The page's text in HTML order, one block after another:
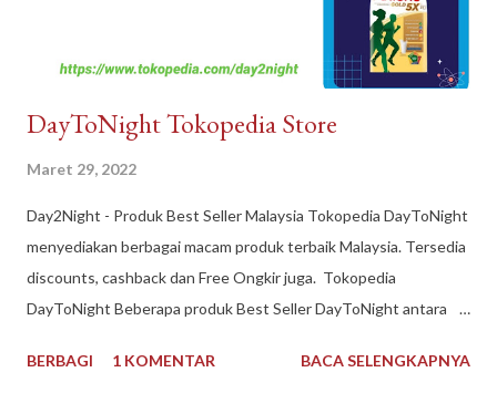
DayToNight Tokopedia Store
Maret 29, 2022
Day2Night - Produk Best Seller Malaysia Tokopedia DayToNight
menyediakan berbagai macam produk terbaik Malaysia. Tersedia
discounts, cashback dan Free Ongkir juga. Tokopedia
DayToNight Beberapa produk Best Seller DayToNight antara
Malaysia 1 kg, Maggi Kari Malaysia , Anlene Gold Malaysia.
BERBAGI 1 KOMENTAR BACA SELENGKAPNYA